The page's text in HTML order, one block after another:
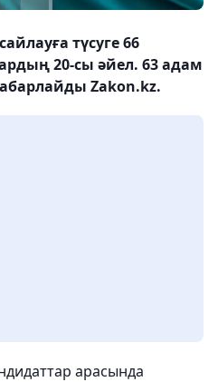
түсуге 66
20-сы әйел. 63 адам
Zakon.kz.
арасында